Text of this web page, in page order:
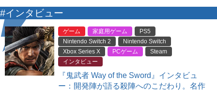
#インタビュー
ゲーム 家庭用ゲーム
PS5
Nintendo Switch 2
Nintendo Switch
Xbox Series X
PCゲーム
Steam
インタビュー
『鬼武者 Way of the Sword』インタビュ
ー：開発陣が語る殺陣へのこだわり。名作